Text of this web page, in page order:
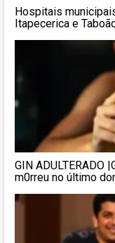
Hospitais
Itapecerica e
GIN ADULTERADO
m0rreu no último
uma bebida
Itapecerica da